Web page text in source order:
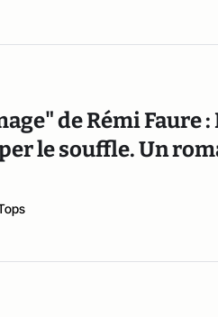
de Rémi Faure
le souffle. Un